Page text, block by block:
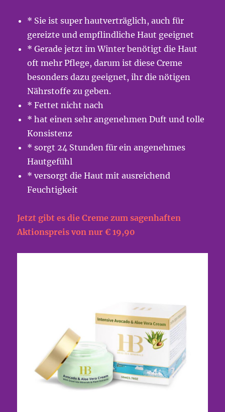
* Sie ist super hautverträglich, auch für
gereizte und empflindliche Haut geeignet
* Gerade jetzt im Winter benötigt die Haut
oft mehr Pflege, darum ist diese Creme
besonders dazu geeignet, ihr die nötigen
Nährstoffe zu geben.
* Fettet nicht nach
* hat einen sehr angenehmen Duft und tolle
Konsistenz
* sorgt 24 Stunden für ein angenehmes
Hautgefühl
* versorgt die Haut mit ausreichend
Feuchtigkeit
Jetzt gibt es die Creme zum sagenhaften
Aktionspreis von nur € 19,90